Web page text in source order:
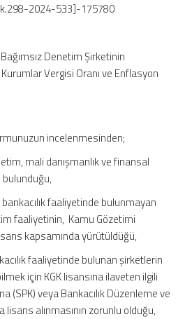
2024-533]-175780
Denetim Şirketinin
Vergisi Oranı ve Enflasyon
incelenmesinden;
mali danışmanlık ve finansal
bulunduğu,
faaliyetinde bulunmayan
faaliyetinin, Kamu Gözetimi
kapsamında yürütüldüğü,
faaliyetinde bulunan şirketlerin
için KGK lisansına ilaveten ilgili
(SPK) veya Bankacılık Düzenleme ve
alınmasının zorunlu olduğu,